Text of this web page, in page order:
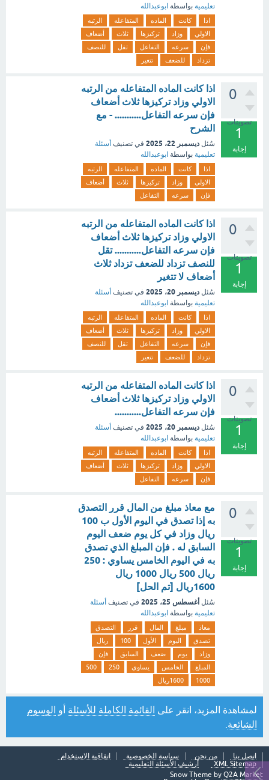
تعليمية بواسطة ابوعبدالله
اذا كانت الماده المتفاعله
الرتبه
الاولي
وزاد تركيزها ثلاث
أضعاف
فإن
سرعه التفاعل تقل
للنصف
تزداد
للضعف تتغير
0
تصويتات
1
إجابة
اذا كانت الماده المتفاعله من الرتبه
الاولي وزاد تركيزها ثلاث أضعاف
فإن سرعه التفاعل........... - مع
الشرح
سُئل ديسمبر 22، 2025 في تصنيف أسئلة
تعليمية بواسطة ابوعبدالله
اذا كانت الماده المتفاعله
الرتبه
الاولي
وزاد تركيزها ثلاث
أضعاف
فإن
سرعه التفاعل
0
تصويتات
1
إجابة
اذا كانت الماده المتفاعله من الرتبه
الاولي وزاد تركيزها ثلاث أضعاف
فإن سرعه التفاعل........... تقل
للنصف تزداد للضعف تزداد ثلاث
أضعاف لا تتغير
سُئل ديسمبر 20، 2025 في تصنيف أسئلة
تعليمية بواسطة ابوعبدالله
اذا كانت الماده المتفاعله
الرتبه
الاولي
وزاد تركيزها ثلاث
أضعاف
فإن
سرعه التفاعل تقل
للنصف
تزداد
للضعف تتغير
0
تصويتات
1
إجابة
اذا كانت الماده المتفاعله من الرتبه
الاولي وزاد تركيزها ثلاث أضعاف
فإن سرعه التفاعل...........
سُئل ديسمبر 20، 2025 في تصنيف أسئلة
تعليمية بواسطة ابوعبدالله
اذا كانت الماده المتفاعله
الرتبه
الاولي
وزاد تركيزها ثلاث
أضعاف
فإن
سرعه التفاعل
0
تصويتات
1
إجابة
مع معاذ مبلغ من المال قرر التصدق
به إذا تصدق في اليوم الأول ب 100
ريال وزاد في كل يوم ضعف اليوم
السابق له . فإن المبلغ الذي تصدق
به في اليوم الخامس يساوي : 250
ريال 500 ريال 1000 ريال
1600ريال [تم الحل]
سُئل أغسطس 25، 2025 في تصنيف أسئلة
تعليمية بواسطة ابوعبدالله
معاذ مبلغ المال قرر
التصدق
تصدق
اليوم الأول 100
ريال
وزاد
يوم ضعف السابق
فإن
المبلغ
الخامس يساوي 250
500
1000
1600ريال
لمشاهدة المزيد، انقر على القائمة الكاملة للأسئلة أو الوسوم
الشائعة
اتصل بنا من نحن سياسة الخصوصية
اتفاقية الاستخدام
XML Sitemap
أرشيف الأسئلة التعليمية
Snow Theme by Q2A Market